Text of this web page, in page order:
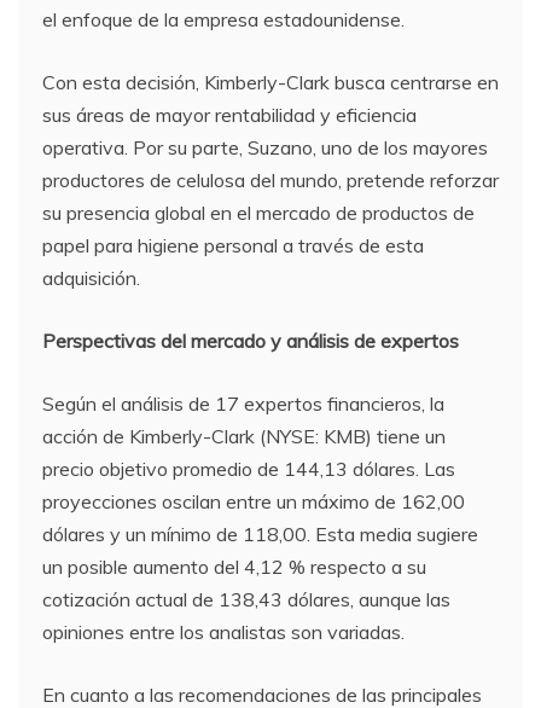
el enfoque de la empresa estadounidense.
Con esta decisión, Kimberly-Clark busca centrarse en
sus áreas de mayor rentabilidad y eficiencia
operativa. Por su parte, Suzano, uno de los mayores
productores de celulosa del mundo, pretende reforzar
su presencia global en el mercado de productos de
papel para higiene personal a través de esta
adquisición.
Perspectivas del mercado y análisis de expertos
Según el análisis de 17 expertos financieros, la
acción de Kimberly-Clark (NYSE: KMB) tiene un
precio objetivo promedio de 144,13 dólares. Las
proyecciones oscilan entre un máximo de 162,00
dólares y un mínimo de 118,00. Esta media sugiere
un posible aumento del 4,12 % respecto a su
cotización actual de 138,43 dólares, aunque las
opiniones entre los analistas son variadas.
En cuanto a las recomendaciones de las principales